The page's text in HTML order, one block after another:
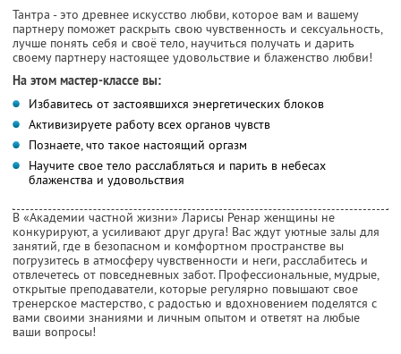
Тантра - это древнее искусство любви, которое вам и вашему
партнеру поможет раскрыть свою чувственность и сексуальность,
лучше понять себя и своё тело, научиться получать и дарить
своему партнеру настоящее удовольствие и блаженство любви!
На этом мастер-классе вы:
Избавитесь от застоявшихся энергетических блоков
Активизируете работу всех органов чувств
Познаете, что такое настоящий оргазм
Научите свое тело расслабляться и парить в небесах
блаженства и удовольствия
В «Академии частной жизни» Ларисы Ренар женщины не
конкурируют, а усиливают друг друга! Вас ждут уютные залы для
занятий, где в безопасном и комфортном пространстве вы
погрузитесь в атмосферу чувственности и неги, расслабитесь и
отвлечетесь от повседневных забот. Профессиональные, мудрые,
открытые преподаватели, которые регулярно повышают свое
тренерское мастерство, с радостью и вдохновением поделятся с
вами своими знаниями и личным опытом и ответят на любые
ваши вопросы!